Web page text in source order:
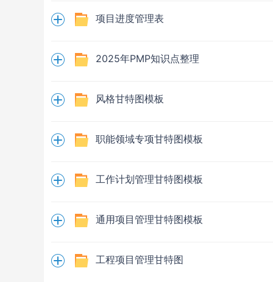
项目进度管理表
2025年PMP知识点整理
风格甘特图模板
职能领域专项甘特图模板
工作计划管理甘特图模板
通用项目管理甘特图模板
工程项目管理甘特图